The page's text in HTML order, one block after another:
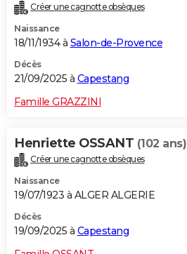
Créer une cagnotte obsèques
Naissance
18/11/1934 à Salon-de-Provence
Décès
21/09/2025 à Capestang
Famille GRAZZINI
Henriette OSSANT (102 ans)
Créer une cagnotte obsèques
Naissance
19/07/1923 à ALGER ALGERIE
Décès
19/09/2025 à Capestang